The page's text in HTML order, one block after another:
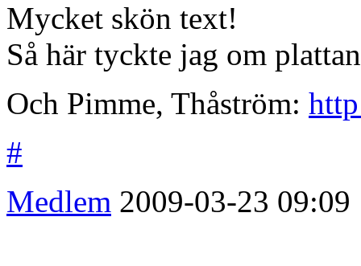
Mycket skön text!
Så här tyckte jag om
Och Pimme, Thåström:
#
Medlem 2009-03-23 09:09